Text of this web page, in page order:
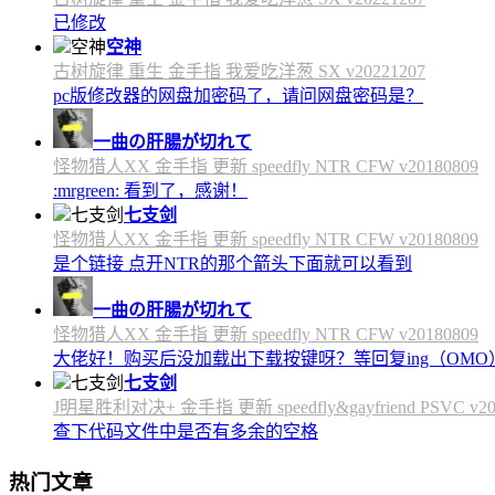
已修改
空神
古树旋律 重生 金手指 我爱吃洋葱 SX v20221207
pc版修改器的网盘加密码了，请问网盘密码是？
一曲の肝腸が切れて
怪物猎人XX 金手指 更新 speedfly NTR CFW v20180809
:mrgreen: 看到了，感谢！
七支剑
怪物猎人XX 金手指 更新 speedfly NTR CFW v20180809
是个链接 点开NTR的那个箭头下面就可以看到
一曲の肝腸が切れて
怪物猎人XX 金手指 更新 speedfly NTR CFW v20180809
大佬好！购买后没加载出下载按键呀？等回复ing（OMO
七支剑
J明星胜利对决+ 金手指 更新 speedfly&gayfriend PSVC
查下代码文件中是否有多余的空格
热门文章